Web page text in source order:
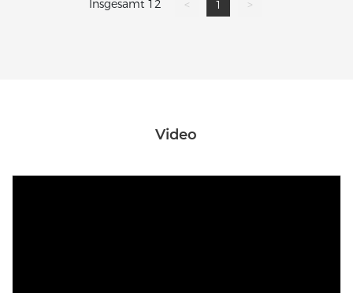
Insgesamt 12 < 1 >
Video